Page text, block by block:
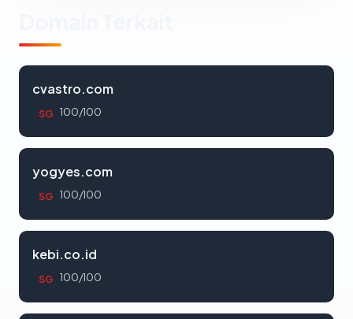
cvastro.com
SG 100/100
yogyes.com
SG 100/100
kebi.co.id
SG 100/100